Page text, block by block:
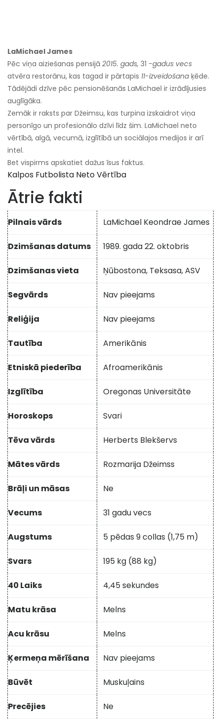
LaMichael James
Pēc viņa aiziešanas pensijā 2015. gads, 31 -gadus vecs
atvēra restorānu, kas tagad ir pārtapis 11-izveidošana ķēde.
Tādējādi dzīve pēc pensionēšanās LaMichael ir izrādījusies
auglīgāka.
Zemāk ir raksts par Džeimsu, kas turpina izskaidrot viņa
personīgo un profesionālo dzīvi līdz šim. LaMichael neto
vērtībā, algā, vecumā, izglītībā un sociālajos medijos ir arī
intel.
Bet vispirms apskatiet dažus īsus faktus.
Kalpos Futbolista Neto Vērtība
Ātrie fakti
Pilnais vārds LaMichael Keondrae James
Dzimšanas datums 1989. gada 22. oktobris
Dzimšanas vieta Ņūbostona, Teksasa, ASV
Segvārds Nav pieejams
Reliģija Nav pieejams
Tautība Amerikānis
Etniskā piederība Afroamerikānis
Izglītība Oregonas Universitāte
Horoskops Svari
Tēva vārds Herberts Blekšervs
Mātes vārds Rozmarija Džeimss
Brāļi un māsas Ne
Vecums 31 gadu vecs
Augstums 5 pēdas 9 collas (1,75 m)
Svars 195 kg (88 kg)
40 Laiks 4,45 sekundes
Matu krāsa Melns
Acu krāsu Melns
Ķermeņa mērīšana Nav pieejams
Būvēt Muskuļains
Precējies Ne